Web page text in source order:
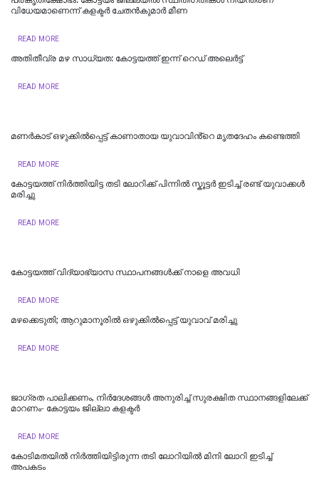
വിധേയമാണെന്ന് കളക്ടർ ചേതൻകുമാർ മീണ
READ MORE
അതിതീവ്ര മഴ സാധ്യത: കോട്ടയത്ത് ഇന്ന് റെഡ് അലെർട്ട്
READ MORE
മണർകാട് ഒഴുക്കിൽപ്പെട്ട് കാണാതായ യുവാവിൻ്റെ മൃതദേഹം കണ്ടെത്തി
READ MORE
കോട്ടയത്ത് നിർത്തിയിട്ട തടി ലോറിക്ക് പിന്നിൽ സ്കൂട്ടർ ഇടിച്ച് രണ്ട് യുവാക്കൾ
മരിച്ചു
READ MORE
കോട്ടയത്ത് വിദ്യാഭ്യാസ സ്ഥാപനങ്ങൾക്ക് നാളെ അവധി
READ MORE
മഴക്കെടുതി; ആറുമാനൂരിൽ ഒഴുക്കില്‍പ്പെട്ട് യുവാവ് മരിച്ചു
READ MORE
ജാഗ്രത പാലിക്കണം, നിര്‍ദേശങ്ങള്‍ അനുരിച്ച് സുരക്ഷിത സ്ഥാനങ്ങളിലേക്ക്
മാറണം- കോട്ടയം ജില്ലാ കളക്ടര്‍
READ MORE
കോടിമതയിൽ നിർത്തിയിട്ടിരുന്ന തടി ലോറിയിൽ മിനി ലോറി ഇടിച്ച്
അപകടം